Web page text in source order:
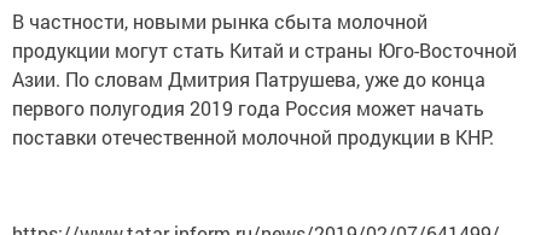
В частности, новыми рынка сбыта молочной
продукции могут стать Китай и страны Юго-Восточной
Азии. По словам Дмитрия Патрушева, уже до конца
первого полугодия 2019 года Россия может начать
поставки отечественной молочной продукции в КНР.